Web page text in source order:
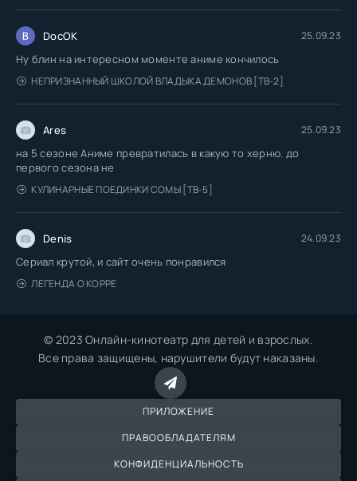
DocOK 25.09.23
Ну блин на интересном моменте аниме кончилось
НЕПРИЗНАННЫЙ ШКОЛОЙ ВЛАДЫКА ДЕМОНОВ [ТВ-2]
Ares 25.09.23
на 5 сезоне Аниме превратилась в какую то херню. до
первого сезона не
КУЛИНАРНЫЕ ПОЕДИНКИ СОМЫ [ТВ-5]
Denis 24.09.23
Сериал крутой, и сайт очень понравился
ЛЕГЕНДА О КОРРЕ
© 2023 Онлайн-кинотеатр для детей и взрослых.
Все права защищены, нарушители будут наказаны.
ПРИЛОЖЕНИЕ
ПРАВООБЛАДАТЕЛЯМ
КОНФИДЕНЦИАЛЬНОСТЬ